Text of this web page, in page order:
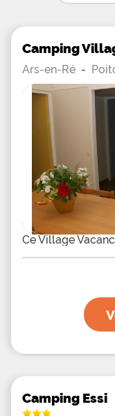
Camping
Ars-en-Ré -
Ce Village
Camping Essi